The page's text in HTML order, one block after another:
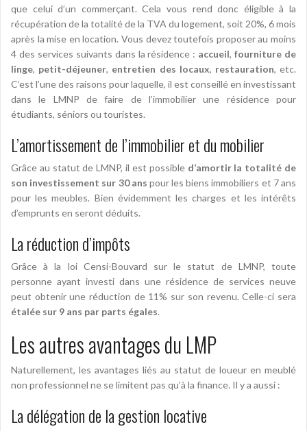
que celui d’un commerçant. Cela vous rend donc éligible à la
récupération de la totalité de la TVA du logement, soit 20%, 6 mois
après la mise en location. Vous devez toutefois proposer au moins
4 des services suivants dans la résidence : accueil,fourniture de
linge, petit-déjeuner, entretien des locaux, restauration, etc.
C’est l’une des raisons pour laquelle, il est conseillé en investissant
dans le LMNP de faire de l’immobilier une résidence pour
étudiants, séniors ou touristes.
L’amortissement de l’immobilier et du mobilier
Grâce au statut de LMNP, il est possible d’amortir la totalité de
son investissement sur 30 ans pour les biens immobiliers et 7 ans
pour les meubles. Bien évidemment les charges et les intérêts
d’emprunts en seront déduits.
La réduction d’impôts
Grâce à la loi Censi-Bouvard sur le statut de LMNP, toute
personne ayant investi dans une résidence de services neuve
peut obtenir une réduction de 11% sur son revenu. Celle-ci sera
étalée sur 9 ans par parts égales.
Les autres avantages du LMP
Naturellement, les avantages liés au statut de loueur en meublé
non professionnel ne se limitent pas qu’à la finance. Il y a aussi :
La délégation de la gestion locative